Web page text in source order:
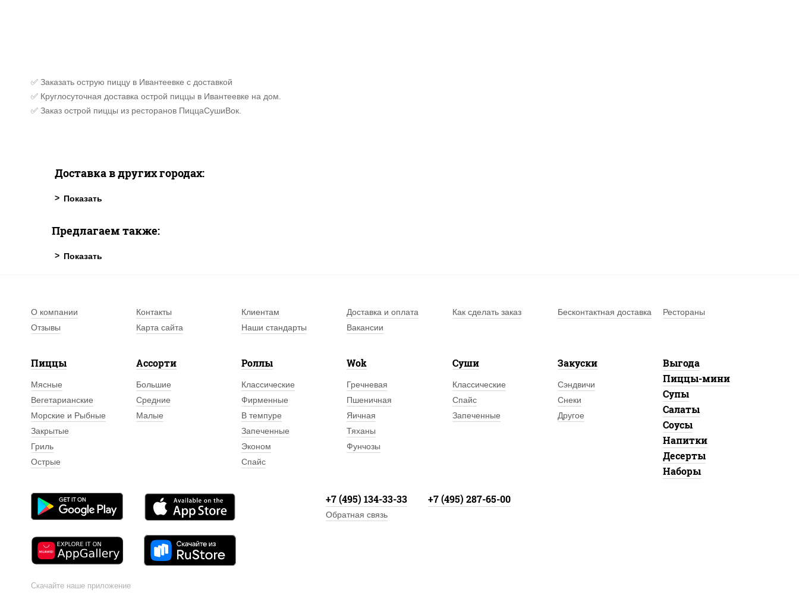
✅ Заказать острую пиццу в Ивантеевке с доставкой
✅ Круглосуточная доставка острой пиццы в Ивантеевке на дом.
✅ Заказ острой пиццы из ресторанов ПиццаСушиВок.
Доставка в других городах:
Предлагаем также:
О компании Контакты Клиентам Доставка и оплата Как сделать заказ Бесконтактная доставка
Рестораны
Отзывы
Карта сайта Наши стандарты Вакансии
Пиццы
Мясные
Вегетарианские
Морские и Рыбные
Закрытые
Гриль
Острые
Ассорти
Большие
Средние
Малые
Роллы
Классические
Фирменные
В темпуре
Запеченные
Эконом
Спайс
Wok
Гречневая
Пшеничная
Яичная
Тяханы
Фунчозы
Суши
Классические
Спайс
Запеченные
Закуски
Сэндвичи
Снеки
Другое
Выгода
Пиццы-мини
Супы
Салаты
Соусы
Напитки
Десерты
Наборы
Скачайте наше приложение
+7 (495) 134-33-33 +7 (495) 287-65-00
Обратная связь